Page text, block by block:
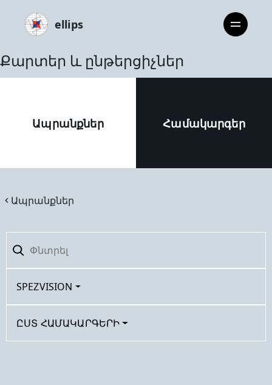
ellips
Քարտեր և ընթերցիչներ
Ապրանքներ Համակարգեր
Ապրանքներ
SPEZVISION
ԸՍՏ ՀԱՄԱԿԱՐԳԵՐԻ